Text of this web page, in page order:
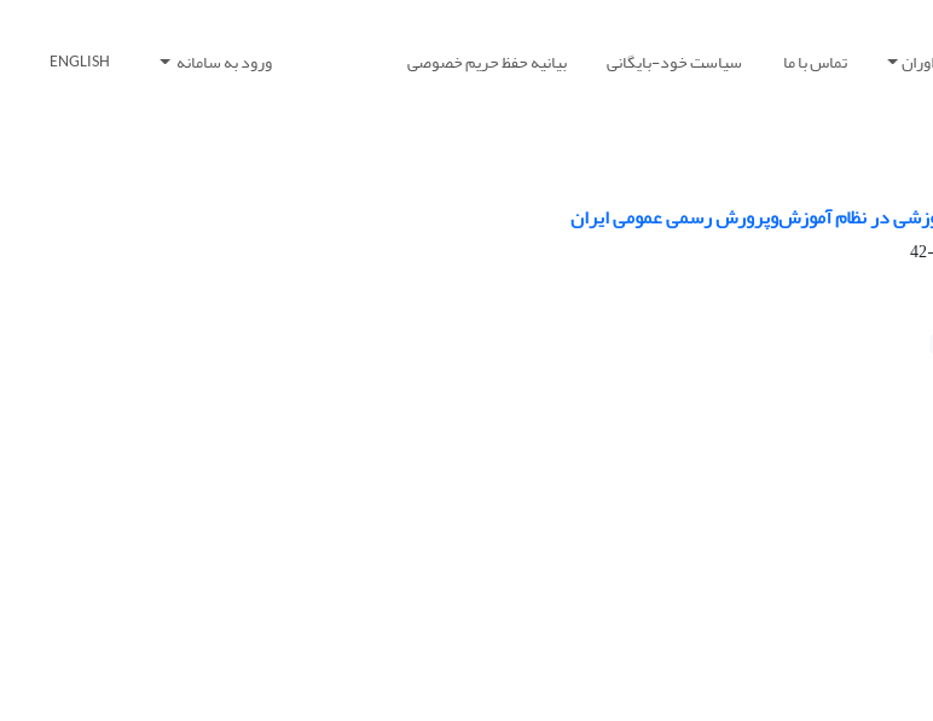
تماس با ما سیاست خود-بایگانی بیانیه حفظ حریم خصوصی ورود به سامانه ENGLISH
در نظام آموزش‌وپرورش رسمی‌ عمومی ایران